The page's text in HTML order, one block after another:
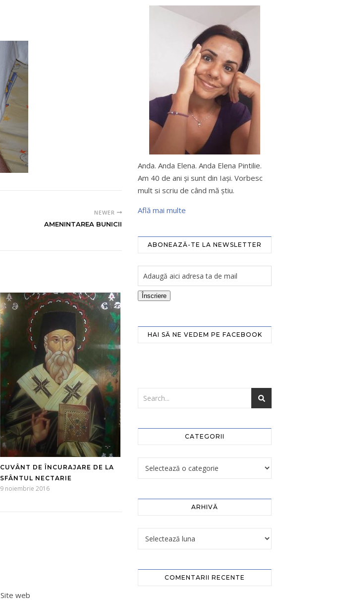
NEWER
AMENINTAREA BUNICII
CUVÂNT DE ÎNCURAJARE DE LA
SFÂNTUL NECTARIE
9 noiembrie 2016
Site web
Anda. Anda Elena. Anda Elena Pintilie.
Am 40 de ani şi sunt din Iaşi. Vorbesc
mult si scriu de când mă ştiu.
Află mai multe
ABONEAZĂ-TE LA NEWSLETTER
Înscriere
HAI SĂ NE VEDEM PE FACEBOOK
CATEGORII
ARHIVĂ
COMENTARII RECENTE